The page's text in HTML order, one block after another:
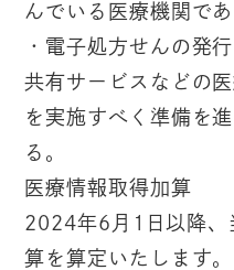
んでいる医療機関であ
・電子処方せんの発
共有サービスなどの
を実施すべく準備を
る。
医療情報取得加算
2024年6月1日以降、
算を算定いたします